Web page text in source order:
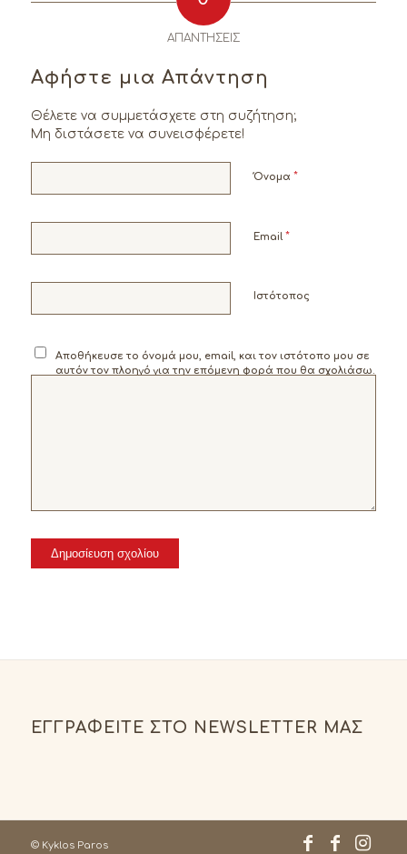
ΑΠΑΝΤΉΣΕΙΣ
Αφήστε μια Απάντηση
Θέλετε να συμμετάσχετε στη συζήτηση;
Μη διστάσετε να συνεισφέρετε!
Όνομα *
Email*
Ιστότοπος
Αποθήκευσε το όνομά μου, email, και τον ιστότοπο μου σε
αυτόν τον πλοηγό για την επόμενη φορά που θα σχολιάσω.
ΕΓΓΡΑΦΕΊΤΕ ΣΤΟ NEWSLETTER ΜΑΣ
© Kyklos Paros